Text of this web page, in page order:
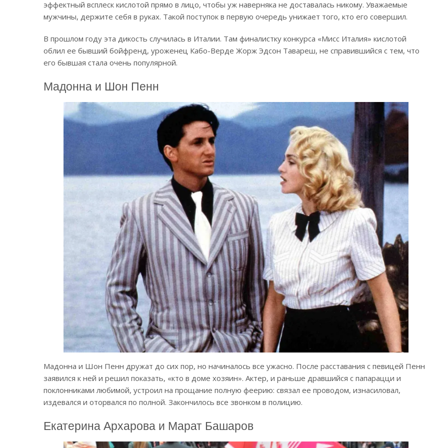
эффектный всплеск кислотой прямо в лицо, чтобы уж наверняка не доставалась никому. Уважаемые
мужчины, держите себя в руках. Такой поступок в первую очередь унижает того, кто его совершил.
В прошлом году эта дикость случилась в Италии. Там финалистку конкурса «Мисс Италия» кислотой
облил ее бывший бойфренд, уроженец Кабо-Верде Жорж Эдсон Тавареш, не справившийся с тем, что
его бывшая стала очень популярной.
Мадонна и Шон Пенн
Мадонна и Шон Пенн дружат до сих пор, но начиналось все ужасно. После расставания с певицей Пенн
заявился к ней и решил показать, «кто в доме хозяин». Актер, и раньше дравшийся с папарацци и
поклонниками любимой, устроил на прощание полную феерию: связал ее проводом, изнасиловал,
издевался и оторвался по полной. Закончилось все звонком в полицию.
Екатерина Архарова и Марат Башаров